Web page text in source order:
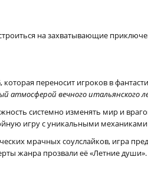
на захватывающие
переносит игроков в
атмосферой вечного итальянского
системно изменять мир и
игру с уникальными
мрачных соулслайков, игра
жанра прозвали её «Летние души».